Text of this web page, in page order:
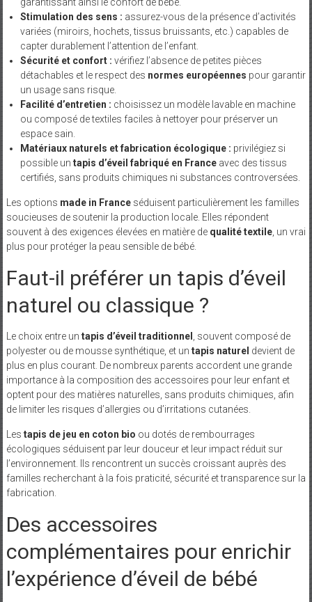
Stimulation des sens : assurez-vous de la présence d’activités
variées (miroirs, hochets, tissus bruissants, etc.) capables de
capter durablement l’attention de l’enfant.
Sécurité et confort : vérifiez l’absence de petites pièces
détachables et le respect des normes européennes pour garantir
un usage sans risque.
Facilité d’entretien : choisissez un modèle lavable en machine
ou composé de textiles faciles à nettoyer pour préserver un
espace sain.
Matériaux naturels et fabrication écologique : privilégiez si
possible un tapis d’éveil fabriqué en Franceavec des tissus
certifiés, sans produits chimiques ni substances controversées.
Les options made in Franceséduisent particulièrement les familles
soucieuses de soutenir la production locale. Elles répondent
souvent à des exigences élevées en matière de qualité textile, un vrai
plus pour protéger la peau sensible de bébé.
Faut-il préférer un tapis d’éveil
naturel ou classique ?
Le choix entre un tapis d’éveil traditionnel
, souvent composé de
polyester ou de mousse synthétique, et un tapis naturel devient de
plus en plus courant. De nombreux parents accordent une grande
importance à la composition des accessoires pour leur enfant et
optent pour des matières naturelles, sans produits chimiques, afin
de limiter les risques d’allergies ou d’irritations cutanées.
Les tapis de jeu en coton bio ou dotés de rembourrages
écologiques séduisent par leur douceur et leur impact réduit sur
l’environnement. Ils rencontrent un succès croissant auprès des
familles recherchant à la fois praticité, sécurité et transparence sur la
fabrication.
Des accessoires
complémentaires pour enrichir
l’expérience d’éveil de bébé